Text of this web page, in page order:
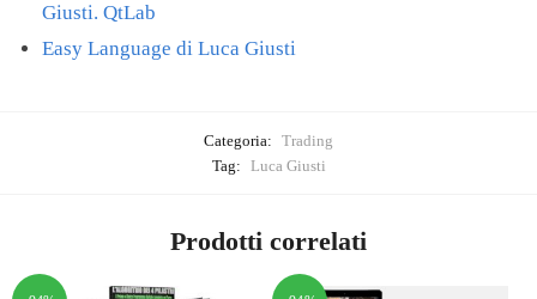
Giusti. QtLab
Easy Language di Luca Giusti
Categoria: Trading
Tag: Luca Giusti
Prodotti correlati